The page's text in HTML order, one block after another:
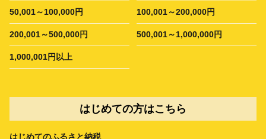
50,001～100,000円 100,001～200,000円
200,001～500,000円 500,001～1,000,000円
1,000,001円以上
はじめての方はこちら
はじめてのふるさと納税